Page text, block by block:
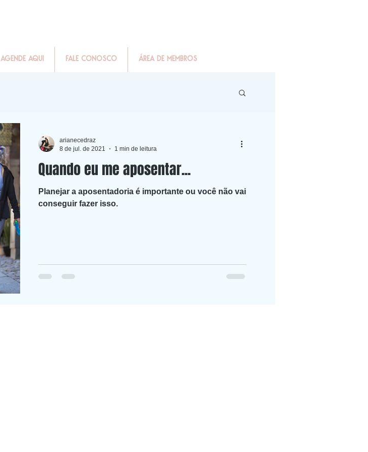
AGENDE AQUI FALE CONOSCO ÁREA DE MEMBROS
Quando eu me aposentar...
Planejar a aposentadoria é importante ou você não vai
conseguir fazer isso.
arianecedraz
8 de jul. de 2021
1 min de leitura